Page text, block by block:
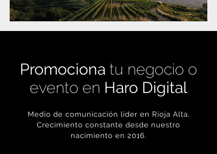
Promociona tu negocio o
evento en Haro Digital
Medio de comunicación líder en Rioja Alta.
Crecimiento constante desde nuestro
nacimiento en 2016.